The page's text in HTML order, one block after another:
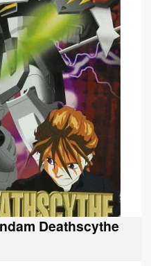
Deathscythe